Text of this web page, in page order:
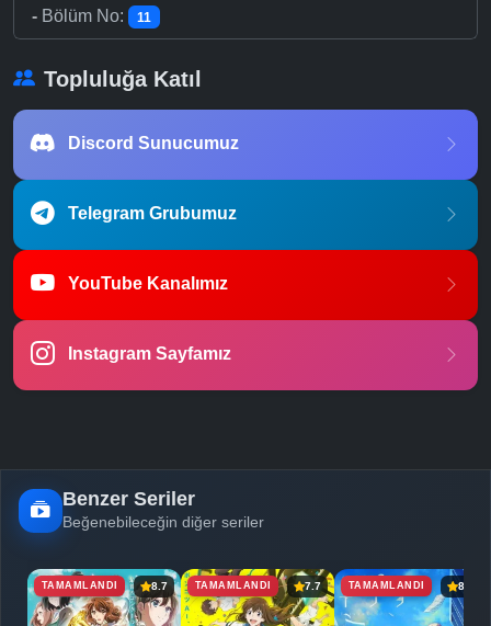
- Bölüm No: 11
Topluluğa Katıl
Discord Sunucumuz
Telegram Grubumuz
YouTube Kanalımız
Instagram Sayfamız
Benzer Seriler
Beğenebileceğin diğer seriler
TAMAMLANDI 8.7 TAMAMLANDI 7.7 TAMAMLANDI 8.1